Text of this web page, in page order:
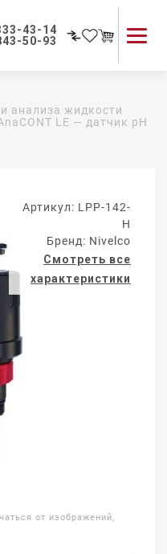
43-14
50-93
Применение приборов
анализа жидкости
LE — датчик pH
Артикул: LPP-142-
H
Бренд: Nivelco
Смотреть все
характеристики
от изображений,